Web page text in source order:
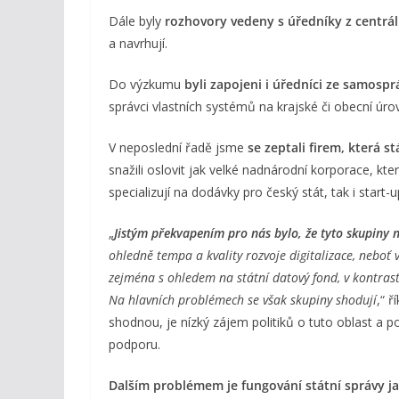
Dále byly rozhovory vedeny s úředníky z
a navrhují.
Do výzkumu byli zapojeni i úředníci ze
správci vlastních systémů na krajské či obecní
V neposlední řadě jsme se zeptali firem, která
snažili oslovit jak velké nadnárodní korporace,
specializují na dodávky pro český stát, tak i
„Jistým překvapením pro nás bylo, že tyto skupiny
ohledně tempa a kvality rozvoje digitalizace, neboť
zejména s ohledem na státní datový fond, v
Na hlavních problémech se však skupiny shodují,“
shodnou, je nízký zájem politiků o tuto oblast a
podporu.
Dalším problémem je fungování státní správy